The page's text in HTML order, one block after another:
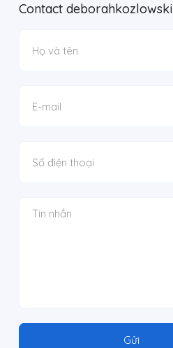
Contact deborahkozlowski
Gửi